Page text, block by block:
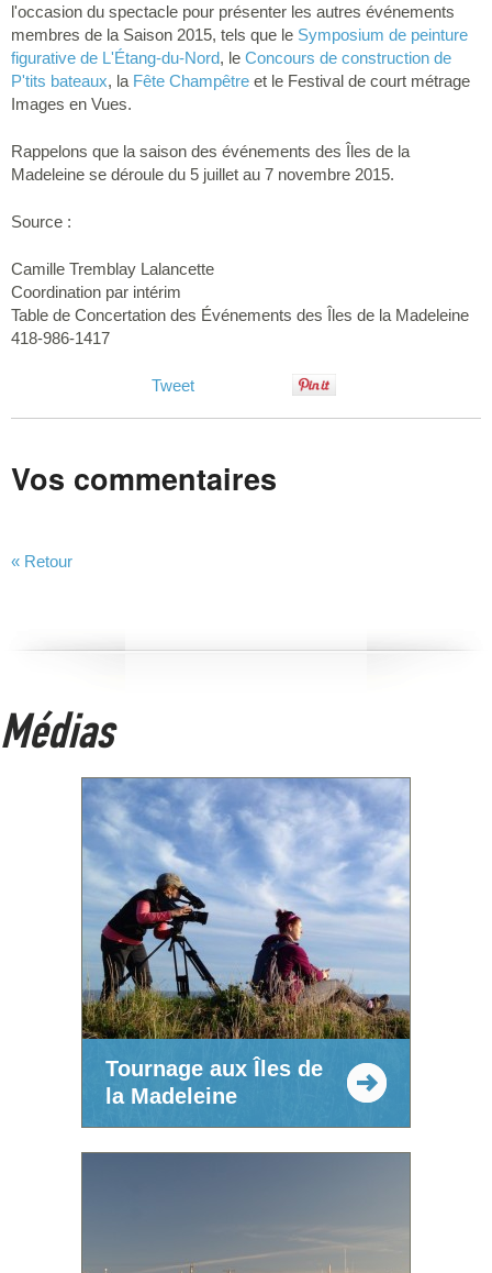
l'occasion du spectacle pour présenter les autres événements
membres de la Saison 2015, tels que le Symposium de peinture
figurative de L'Étang-du-Nord, le Concours de construction de
P'tits bateaux, la Fête Champêtre et le Festival de court métrage
Images en Vues.
Rappelons que la saison des événements des Îles de la
Madeleine se déroule du 5 juillet au 7 novembre 2015.
Source :
Camille Tremblay Lalancette
Coordination par intérim
Table de Concertation des Événements des Îles de la Madeleine
418-986-1417
Tweet
Vos commentaires
« Retour
Médias
Tournage aux Îles de
la Madeleine